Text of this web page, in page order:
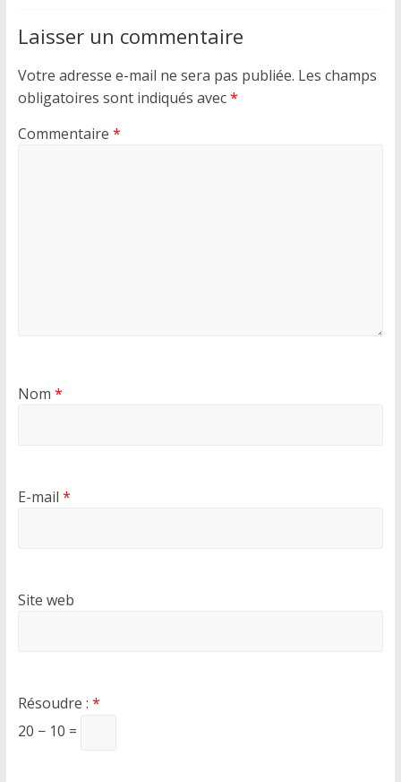
Laisser un commentaire
Votre adresse e-mail ne sera pas publiée. Les champs
obligatoires sont indiqués avec*
Commentaire *
Nom *
E-mail *
Site web
Résoudre : *
20 − 10 =